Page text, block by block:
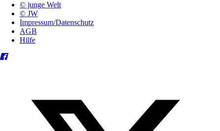
© junge Welt
© JW
Impressum/Datenschutz
AGB
Hilfe